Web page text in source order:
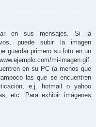
en sus mensajes. Si la
puede subir la imagen
guardar primero su foto en un
mi-imagen.gif.
en su PC (a menos que
las que se encuentren
e.j. hotmail o yahoo
etc. Para exhibir imágenes